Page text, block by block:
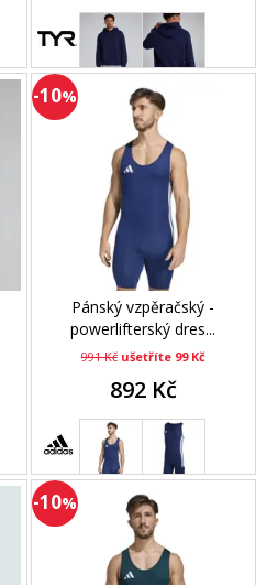
-10%
Pánský vzpěračský -
powerlifterský dres...
991 Kč ušetříte 99 Kč
892 Kč
-10%